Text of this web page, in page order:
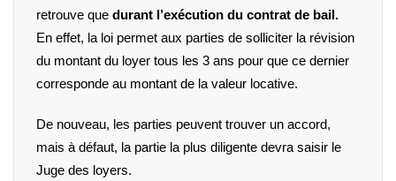
retrouve que durant l’exécution du contrat de bail.
En effet, la loi permet aux parties de solliciter la révision
du montant du loyer tous les 3 ans pour que ce dernier
corresponde au montant de la valeur locative.
De nouveau, les parties peuvent trouver un accord,
mais à défaut, la partie la plus diligente devra saisir le
Juge des loyers.